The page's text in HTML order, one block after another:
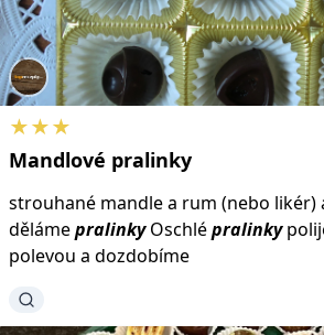
★★★
Mandlové pralinky
strouhané mandle a rum (nebo likér)
dělámepralinkyOschlépralinky
polevou a dozdobíme